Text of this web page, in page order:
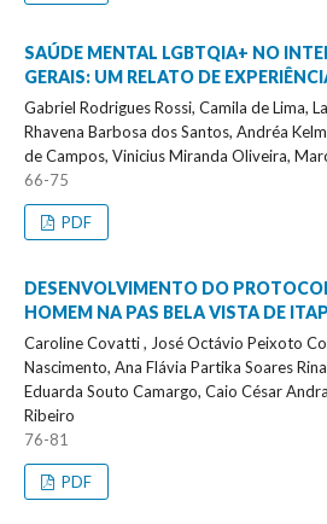
SAÚDE MENTAL LGBTQIA+ NO
GERAIS: UM RELATO DE
Gabriel Rodrigues Rossi, Camila de Lima,
Rhavena Barbosa dos Santos, Andréa
de Campos, Vinicius Miranda Oliveira,
66-75
PDF
DESENVOLVIMENTO DO
HOMEM NA PAS BELA VISTA DE
Caroline Covatti , José Octávio Peixoto
Nascimento, Ana Flávia Partika Soares
Eduarda Souto Camargo, Caio César
Ribeiro
76-81
PDF